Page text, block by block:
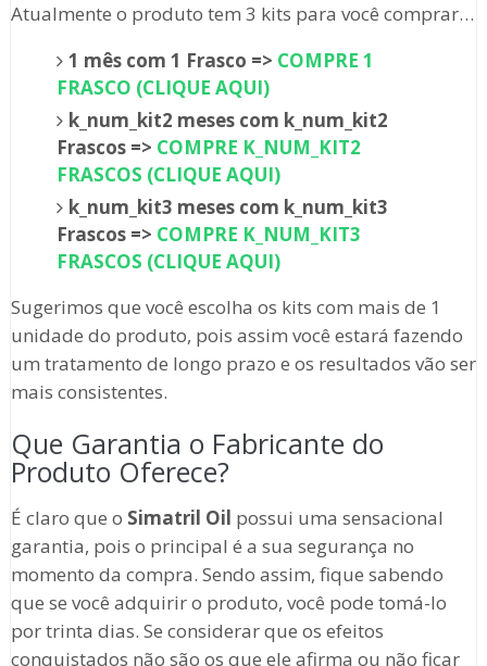
Atualmente o produto tem 3 kits para você comprar…
1 mês com 1 Frasco => COMPRE 1
FRASCO (CLIQUE AQUI)
k_num_kit2 meses com k_num_kit2
Frascos => COMPRE K_NUM_KIT2
FRASCOS (CLIQUE AQUI)
k_num_kit3 meses com k_num_kit3
Frascos => COMPRE K_NUM_KIT3
FRASCOS (CLIQUE AQUI)
Sugerimos que você escolha os kits com mais de 1
unidade do produto, pois assim você estará fazendo
um tratamento de longo prazo e os resultados vão ser
mais consistentes.
Que Garantia o Fabricante do
Produto Oferece?
É claro que o Simatril Oil possui uma sensacional
garantia, pois o principal é a sua segurança no
momento da compra. Sendo assim, fique sabendo
que se você adquirir o produto, você pode tomá-lo
por trinta dias. Se considerar que os efeitos
conquistados não são os que ele afirma ou não ficar